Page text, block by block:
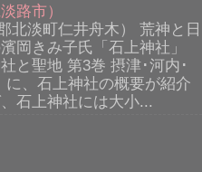
路市）
北淡町仁井舟木） 荒神と日
岡きみ子氏「石上神社」
と聖地 第3巻 摂津･河内･
、石上神社の概要が紹介
石上神社には大小...